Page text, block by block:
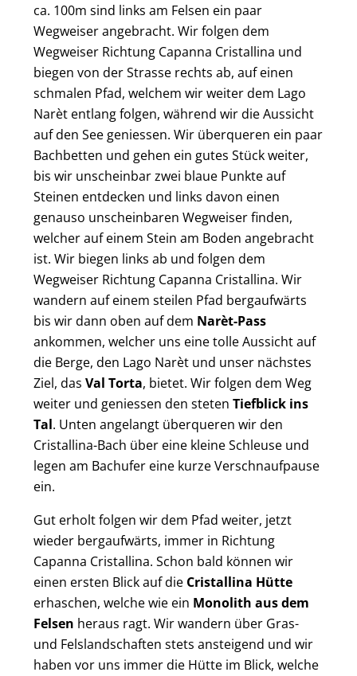
ca. 100m sind links am Felsen ein paar
Wegweiser angebracht. Wir folgen dem
Wegweiser Richtung Capanna Cristallina und
biegen von der Strasse rechts ab, auf einen
schmalen Pfad, welchem wir weiter dem Lago
Narèt entlang folgen, während wir die Aussicht
auf den See geniessen. Wir überqueren ein paar
Bachbetten und gehen ein gutes Stück weiter,
bis wir unscheinbar zwei blaue Punkte auf
Steinen entdecken und links davon einen
genauso unscheinbaren Wegweiser finden,
welcher auf einem Stein am Boden angebracht
ist. Wir biegen links ab und folgen dem
Wegweiser Richtung Capanna Cristallina. Wir
wandern auf einem steilen Pfad bergaufwärts
bis wir dann oben auf dem Narèt-Pass
ankommen, welcher uns eine tolle Aussicht auf
die Berge, den Lago Narèt und unser nächstes
Ziel, das Val Torta, bietet. Wir folgen dem Weg
weiter und geniessen den steten Tiefblick ins
Tal. Unten angelangt überqueren wir den
Cristallina-Bach über eine kleine Schleuse und
legen am Bachufer eine kurze Verschnaufpause
ein.
Gut erholt folgen wir dem Pfad weiter, jetzt
wieder bergaufwärts, immer in Richtung
Capanna Cristallina. Schon bald können wir
einen ersten Blick auf die Cristallina Hütte
erhaschen, welche wie ein Monolith aus dem
Felsen heraus ragt. Wir wandern über Gras-
und Felslandschaften stets ansteigend und wir
haben vor uns immer die Hütte im Blick, welche